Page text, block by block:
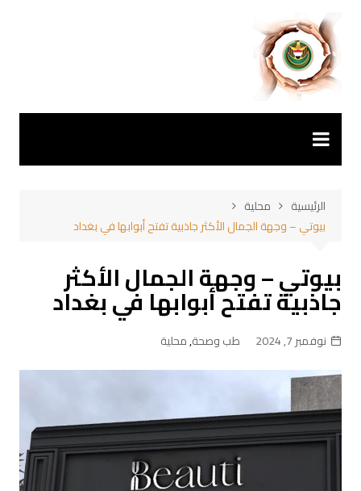
المحتوى
الرئيسية
محلية
بيوتي – وجهة الجمال الأكثر جاذبية تفتح أبوابها في بغداد
بيوتي – وجهة الجمال الأكثر
جاذبية تفتح أبوابها في بغداد
نوفمبر 7, 2024 طب وصحة,محلية